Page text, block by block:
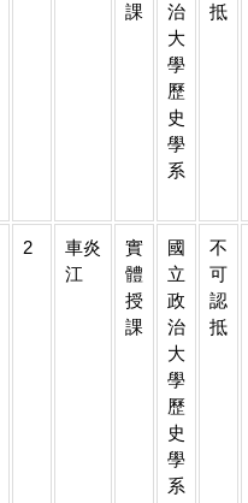
課
治
大
學
歷
史
學
系
抵
2
車炎
江
實
體
授
課
國
立
政
治
大
學
歷
史
學
系
不
可
認
抵